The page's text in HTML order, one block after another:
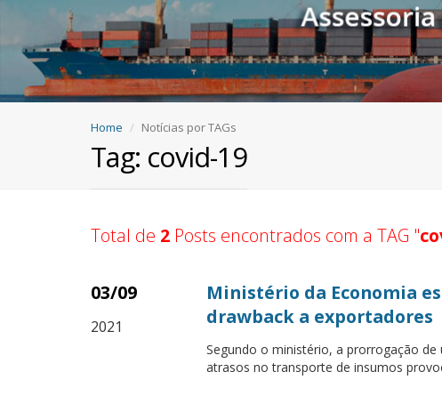
Home Notícias por TAGs
Tag: covid-19
Total de 2 Posts encontrados com a TAG "
03/09
2021
Ministério da Economia
drawback a exportadores
Segundo o ministério, a prorrogação
atrasos no transporte de insumos